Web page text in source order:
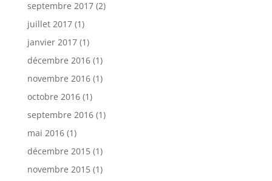
septembre 2017(2)
juillet 2017(1)
janvier 2017(1)
décembre 2016(1)
novembre 2016(1)
octobre 2016(1)
septembre 2016(1)
mai 2016(1)
décembre 2015(1)
novembre 2015(1)